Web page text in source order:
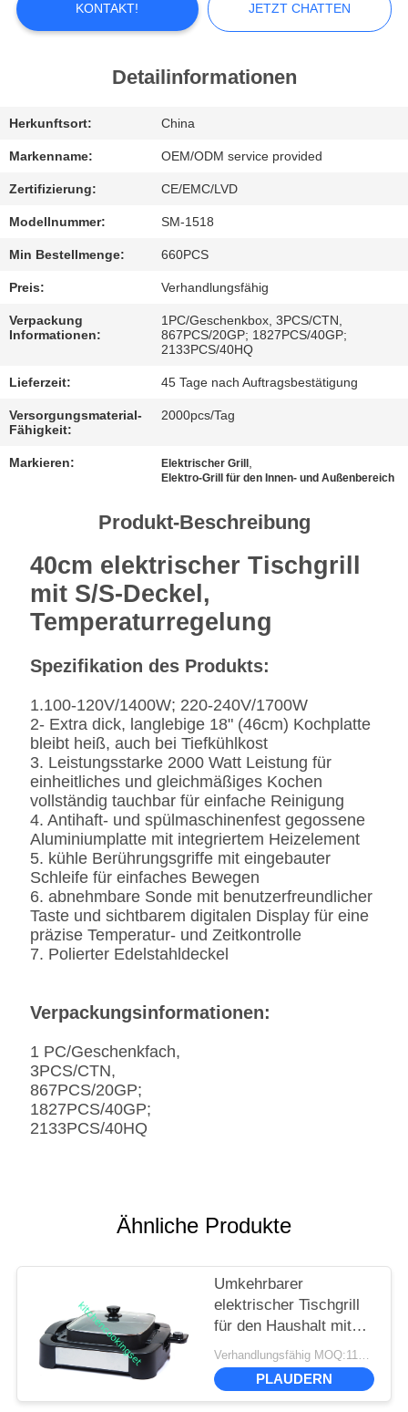
FABRIK-
AUSFLUG
QUALITÄTSKONTROLLE
TRETEN
SIE
IN
VERBINDUNG
NACHRICHTEN
FÄLLE
DATENSCHUTZRICHTLINIE
KONTAKT! JETZT CHATTEN
Detailinformationen
Herkunftsort: China
Markenname: OEM/ODM service provided
Zertifizierung: CE/EMC/LVD
Modellnummer: SM-1518
Min Bestellmenge: 660PCS
Preis: Verhandlungsfähig
Verpackung
Informationen:
1PC/Geschenkbox, 3PCS/CTN,
867PCS/20GP; 1827PCS/40GP;
2133PCS/40HQ
Lieferzeit: 45 Tage nach Auftragsbestätigung
Versorgungsmaterial-
Fähigkeit:
2000pcs/Tag
Markieren: Elektrischer Grill
Elektro-Grill für den Innen- und Außenbereich
Produkt-Beschreibung
40cm elektrischer Tischgrill
mit S/S-Deckel,
Temperaturregelung
Spezifikation des Produkts:
1.100-120V/1400W; 220-240V/1700W
2- Extra dick, langlebige 18" (46cm) Kochplatte
bleibt heiß, auch bei Tiefkühlkost
3. Leistungsstarke 2000 Watt Leistung für
einheitliches und gleichmäßiges Kochen
vollständig tauchbar für einfache Reinigung
4. Antihaft- und spülmaschinenfest gegossene
Aluminiumplatte mit integriertem Heizelement
5. kühle Berührungsgriffe mit eingebauter
Schleife für einfaches Bewegen
6. abnehmbare Sonde mit benutzerfreundlicher
Taste und sichtbarem digitalen Display für eine
präzise Temperatur- und Zeitkontrolle
7. Polierter Edelstahldeckel
Verpackungsinformationen:
1 PC/Geschenkfach,
3PCS/CTN,
867PCS/20GP;
1827PCS/40GP;
2133PCS/40HQ
Ähnliche Produkte
Umkehrbarer
elektrischer Tischgrill
für den Haushalt mit
Einstellbarer
Thermostatsteuerung
PLAUDERN